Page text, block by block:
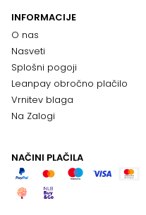
INFORMACIJE
O nas
Nasveti
Splošni pogoji
Leanpay obročno plačilo
Vrnitev blaga
Na Zalogi
NAČINI PLAČILA